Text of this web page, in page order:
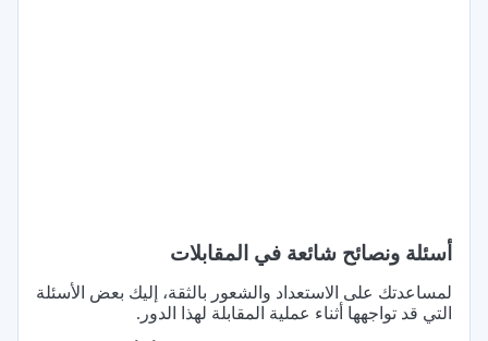
أسئلة ونصائح شائعة في المقابلات
لمساعدتك على الاستعداد والشعور بالثقة، إليك بعض الأسئلة
التي قد تواجهها أثناء عملية المقابلة لهذا الدور.